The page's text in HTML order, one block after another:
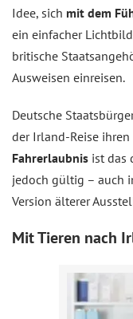
Idee, sich mit dem
ein einfacher
britische
Ausweisen einreisen.
Deutsche
der Irland-Reise
Fahrerlaubnis ist das
jedoch gültig – auch
Version älterer
Mit Tieren nach